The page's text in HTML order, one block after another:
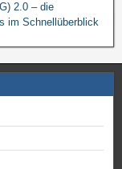
2.0 – die
im Schnellüberblick